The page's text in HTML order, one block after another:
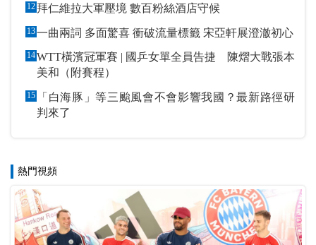
12 拜仁維拉大軍壓境 數百粉絲酒店守候
13 一曲兩詞 多面驚喜 衝破流量標籤 宋亞軒展澄澈初心
14WTT橫濱冠軍賽 | 國乒女單全員告捷 陳熠大戰張本
美和（附賽程）
15
「白海豚」等三颱風會不會影響我國？最新路徑研
判來了
熱門視頻